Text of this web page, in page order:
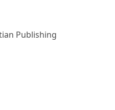
Publishing